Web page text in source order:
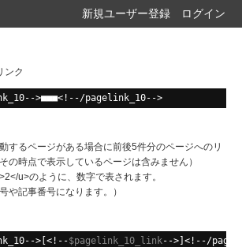
新規ユーザー登録 ログイン
ンク
>■■■<!--/pagelink_10-->
するページがある場合に前後5件分のページへのリ
の時点で表示しているページは含みません）
u>のように、数字で表されます。
や記事番号になります。）
>[<!--$pagelink_10_link-->]<!--/